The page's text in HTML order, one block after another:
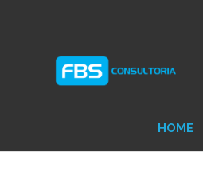
Protheus
TOTVS
HOME